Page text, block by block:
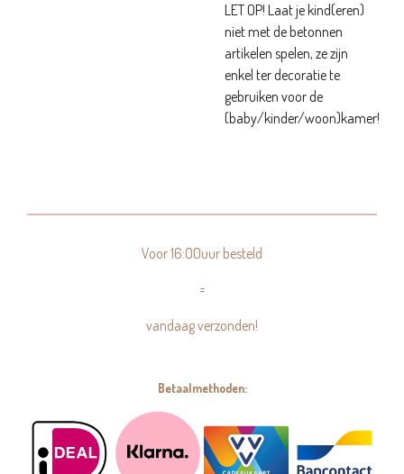
LET OP! Laat je kind(eren)
niet met de betonnen
artikelen spelen, ze zijn
enkel ter decoratie te
gebruiken voor de
(baby/kinder/woon)kamer!
Voor 16:00uur besteld
=
vandaag verzonden!
Betaalmethoden: